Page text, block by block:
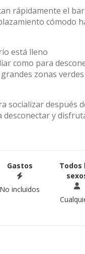
rápidamente el
cómodo
está lleno
como para
zonas verdes
socializar después
y
Gastos
No incluidos
Todos